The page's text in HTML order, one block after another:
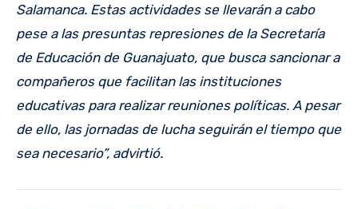
Salamanca. Estas actividades se llevarán a cabo
pese a las presuntas represiones de la Secretaría
de Educación de Guanajuato, que busca sancionar a
compañeros que facilitan las instituciones
educativas para realizar reuniones políticas. A pesar
de ello, las jornadas de lucha seguirán el tiempo que
sea necesario”, advirtió.